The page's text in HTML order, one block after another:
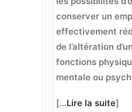
conserver un
effectivement
de l’altération
fonctions
mentale ou
[…Lire la suite]